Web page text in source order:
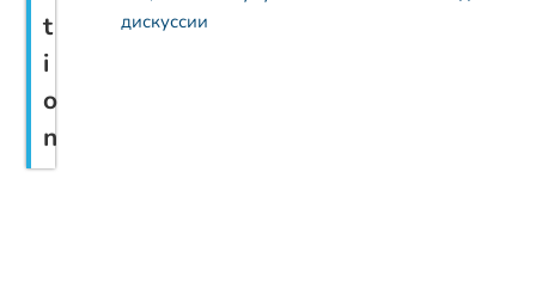
t
i
o
n
дискуссии